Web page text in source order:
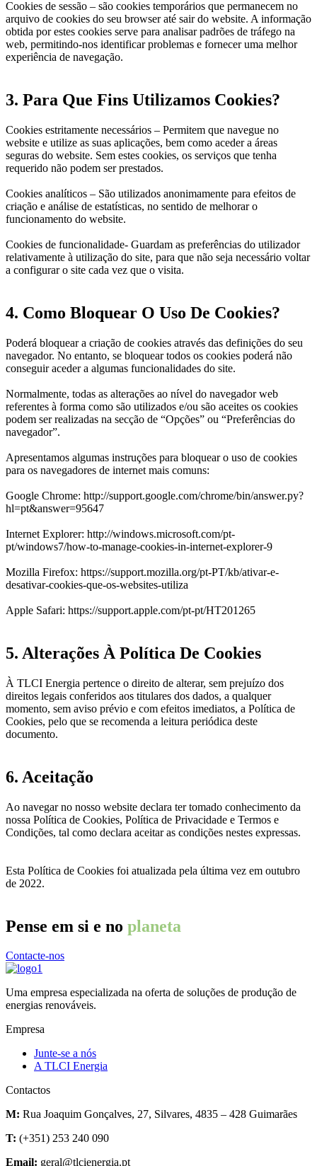
Cookies de sessão – são cookies temporários que permanecem no
arquivo de cookies do seu browser até sair do website. A informação
obtida por estes cookies serve para analisar padrões de tráfego na
web, permitindo-nos identificar problemas e fornecer uma melhor
experiência de navegação.
3. Para Que Fins Utilizamos Cookies?
Cookies estritamente necessários – Permitem que navegue no
website e utilize as suas aplicações, bem como aceder a áreas
seguras do website. Sem estes cookies, os serviços que tenha
requerido não podem ser prestados.
Cookies analíticos – São utilizados anonimamente para efeitos de
criação e análise de estatísticas, no sentido de melhorar o
funcionamento do website.
Cookies de funcionalidade- Guardam as preferências do utilizador
relativamente à utilização do site, para que não seja necessário voltar
a configurar o site cada vez que o visita.
4. Como Bloquear O Uso De Cookies?
Poderá bloquear a criação de cookies através das definições do seu
navegador. No entanto, se bloquear todos os cookies poderá não
conseguir aceder a algumas funcionalidades do site.
Normalmente, todas as alterações ao nível do navegador web
referentes à forma como são utilizados e/ou são aceites os cookies
podem ser realizadas na secção de “Opções” ou “Preferências do
navegador”.
Apresentamos algumas instruções para bloquear o uso de cookies
para os navegadores de internet mais comuns:
Google Chrome: http://support.google.com/chrome/bin/answer.py?
hl=pt&answer=95647
Internet Explorer: http://windows.microsoft.com/pt-
pt/windows7/how-to-manage-cookies-in-internet-explorer-9
Mozilla Firefox: https://support.mozilla.org/pt-PT/kb/ativar-e-
desativar-cookies-que-os-websites-utiliza
Apple Safari: https://support.apple.com/pt-pt/HT201265
5. Alterações À Política De Cookies
À TLCI Energia pertence o direito de alterar, sem prejuízo dos
direitos legais conferidos aos titulares dos dados, a qualquer
momento, sem aviso prévio e com efeitos imediatos, a Política de
Cookies, pelo que se recomenda a leitura periódica deste
documento.
6. Aceitação
Ao navegar no nosso website declara ter tomado conhecimento da
nossa Política de Cookies, Política de Privacidade e Termos e
Condições, tal como declara aceitar as condições nestes expressas.
Esta Política de Cookies foi atualizada pela última vez em outubro
de 2022.
Pense em si e no planeta
Contacte-nos
Uma empresa especializada na oferta de soluções de produção de
energias renováveis.
Empresa
Junte-se a nós
A TLCI Energia
Contactos
M: Rua Joaquim Gonçalves, 27, Silvares, 4835 – 428 Guimarães
T: (+351) 253 240 090
Email: geral@tlcienergia.pt